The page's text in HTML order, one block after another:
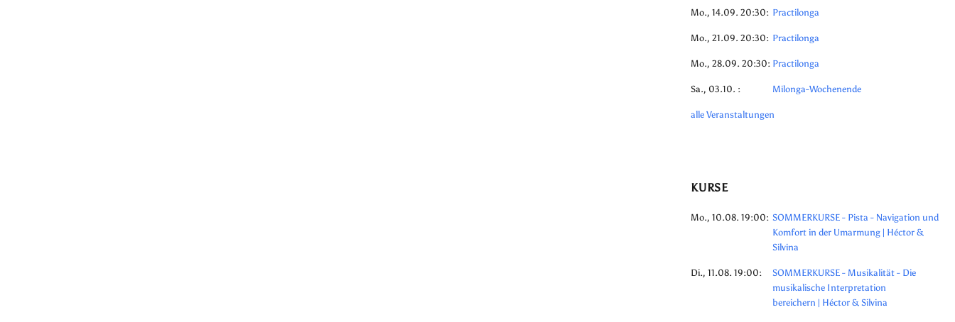
Mo., 14.09. 20:30: Practilonga
Mo., 21.09. 20:30: Practilonga
Mo., 28.09. 20:30: Practilonga
Sa., 03.10. : Milonga-Wochenende
alle Veranstaltungen
KURSE
Mo., 10.08. 19:00: SOMMERKURSE - Pista - Navigation und
Komfort in der Umarmung | Héctor &
Silvina
Di., 11.08. 19:00:
SOMMERKURSE - Musikalität - Die
musikalische Interpretation
bereichern | Héctor & Silvina